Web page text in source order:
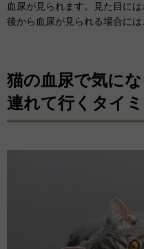
血尿が見られます。見た目に
後から血尿が見られる場合には
猫の血尿で気に
連れて行くタイ